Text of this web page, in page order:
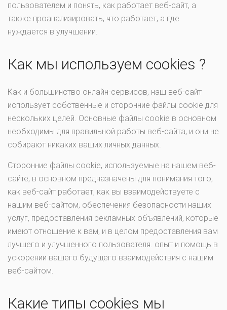
пользователем и понять, как работает веб-сайт, а
также проанализировать, что работает, а где
нуждается в улучшении.
Как мы используем cookies ?
Как и большинство онлайн-сервисов, наш веб-сайт
использует собственные и сторонние файлы cookie для
нескольких целей. Основные файлы cookie в основном
необходимы для правильной работы веб-сайта, и они не
собирают никаких ваших личных данных.
Сторонние файлы cookie, используемые на нашем веб-
сайте, в основном предназначены для понимания того,
как веб-сайт работает, как вы взаимодействуете с
нашим веб-сайтом, обеспечения безопасности наших
услуг, предоставления рекламных объявлений, которые
имеют отношение к вам, и в целом предоставления вам
лучшего и улучшенного пользователя. опыт и помощь в
ускорении вашего будущего взаимодействия с нашим
веб-сайтом.
Какие типы cookies мы